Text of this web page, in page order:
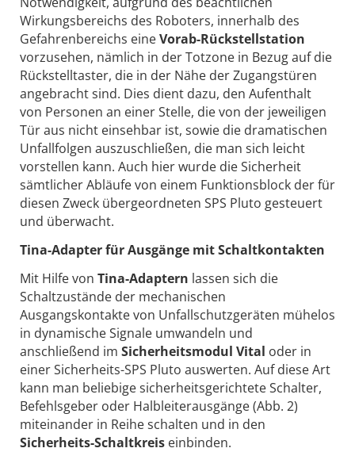
Wirkungsbereichs des Roboters, innerhalb des
Gefahrenbereichs eineVorab-Rückstellstation
vorzusehen, nämlich in der Totzone in Bezug auf die
Rückstelltaster, die in der Nähe der Zugangstüren
angebracht sind. Dies dient dazu, den Aufenthalt
von Personen an einer Stelle, die von der jeweiligen
Tür aus nicht einsehbar ist, sowie die dramatischen
Unfallfolgen auszuschließen, die man sich leicht
vorstellen kann. Auch hier wurde die Sicherheit
sämtlicher Abläufe von einem Funktionsblock der für
diesen Zweck übergeordneten SPS Pluto gesteuert
und überwacht.
Tina-Adapter für Ausgänge mit Schaltkontakten
Mit Hilfe von Tina-Adaptern lassen sich die
Schaltzustände der mechanischen
Ausgangskontakte von Unfallschutzgeräten mühelos
in dynamische Signale umwandeln und
anschließend im Sicherheitsmodul Vital oder in
einer Sicherheits-SPS Pluto auswerten. Auf diese Art
kann man beliebige sicherheitsgerichtete Schalter,
Befehlsgeber oder Halbleiterausgänge (Abb. 2)
miteinander in Reihe schalten und in den
Sicherheits-Schaltkreis einbinden.